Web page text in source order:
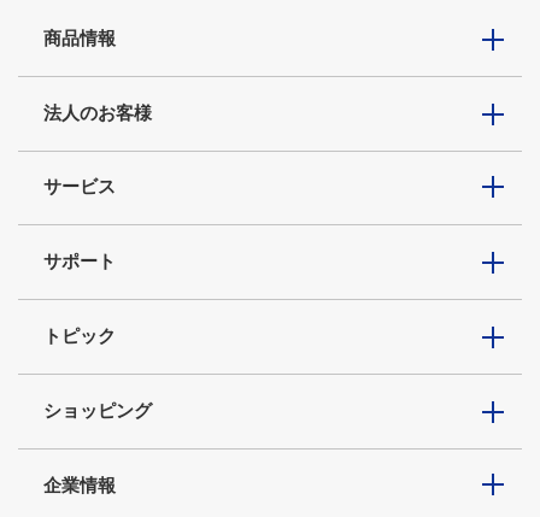
商品情報
法人のお客様
サービス
サポート
トピック
ショッピング
企業情報